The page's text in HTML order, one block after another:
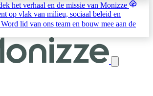
het verhaal en de missie van Monizze
op vlak van milieu, sociaal beleid en
Word lid van ons team en bouw mee aan de